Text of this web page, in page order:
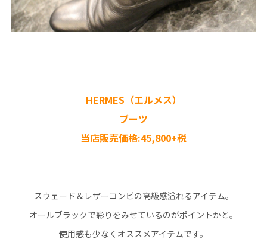
HERMES（エルメス）
ブーツ
当店販売価格:45,800+税
スウェード＆レザーコンビの高級感溢れるアイテム。
オールブラックで彩りをみせているのがポイントかと。
使用感も少なくオススメアイテムです。